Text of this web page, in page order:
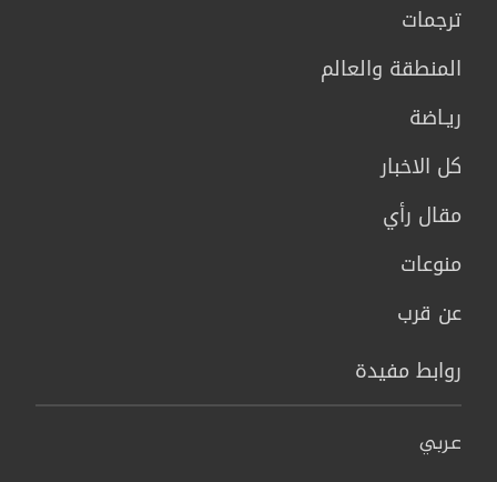
ترجمات
المنطقة والعالم
ريـاضة
كل الاخبار
مقال رأي
منوعات
عن قرب
روابط مفيدة
عربي